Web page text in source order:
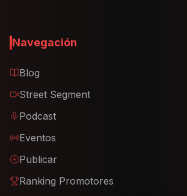
Navegación
Blog
Street Segment
Podcast
Eventos
Publicar
Ranking Promotores